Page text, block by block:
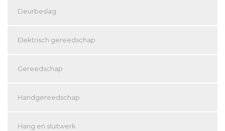
Deurbeslag
Elektrisch gereedschap
Gereedschap
Handgereedschap
Hang en sluitwerk